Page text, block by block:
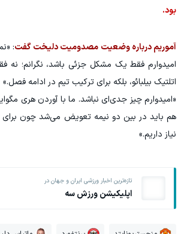
بود.
آموریم درباره وضعیت مصدومیت دلیخت گفت:
امیدوارم فقط یک مشکل جزئی باشد، نگرانم؛ نه
اتلتیک بیلبائو، بلکه برای ترکیب تیم در ادامه فصل.»
«امیدوارم چیز جدی‌ای نباشد. ما با آوردن هری
هم باید در بین دو نیمه تعویض می‌شد چون برای
نیاز داریم.»
تازه‌ترین اخبار ورزشی ایران و جهان در
اپلیکیشن ورزش سه